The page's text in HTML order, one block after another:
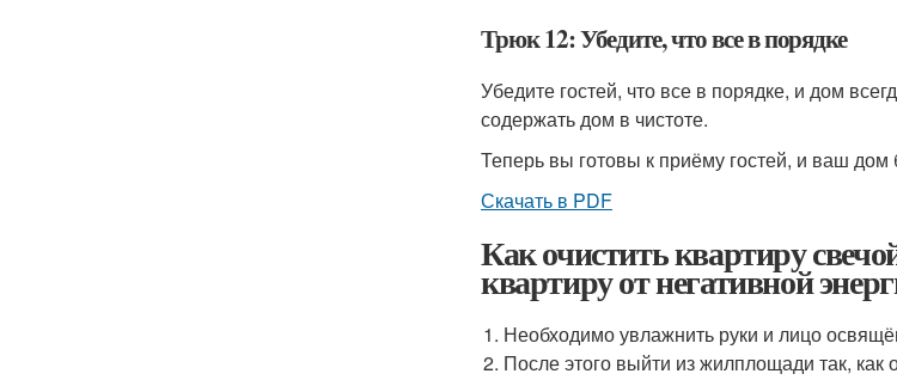
Трюк 12: Убедите, что все в порядке
Убедите гостей, что все в порядке, и дом
содержать дом в чистоте.
Теперь вы готовы к приёму гостей, и ваш
Скачать в PDF
Как очистить квартиру
квартиру от негативной
Необходимо увлажнить руки и лицо
После этого выйти из жилплощади так, как